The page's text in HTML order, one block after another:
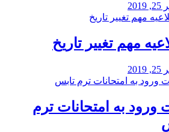
مهم تغییر تاریخ
ورود به امتحانات ترم